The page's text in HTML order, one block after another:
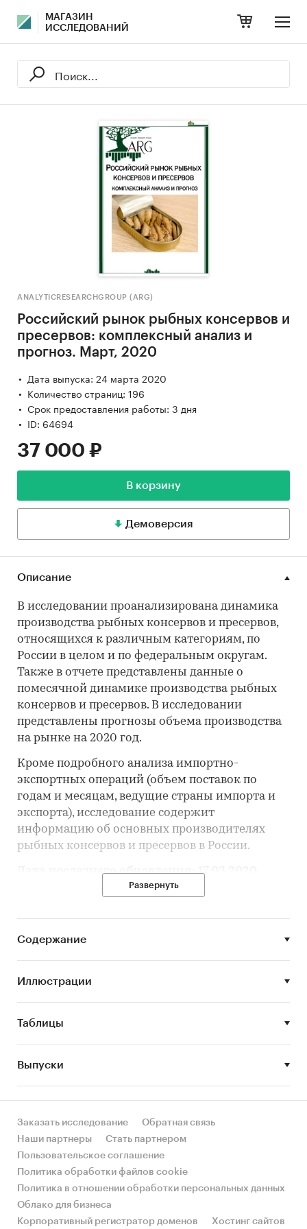
МАГАЗИН
ИССЛЕДОВАНИЙ
ANALYTICRESEARCHGROUP (ARG)
Российский рынок рыбных консервов и
пресервов: комплексный анализ и
прогноз. Март, 2020
Дата выпуска: 24 марта 2020
Количество страниц: 196
Срок предоставления работы: 3 дня
ID: 64694
37 000 ₽
В корзину
Демоверсия
Описание
В исследовании проанализирована динамика
производства рыбных консервов и пресервов,
относящихся к различным категориям, по
России в целом и по федеральным округам.
Также в отчете представлены данные о
помесячной динамике производства рыбных
консервов и пресервов. В исследовании
представлены прогнозы объема производства
на рынке на 2020 год.
Кроме подробного анализа импортно-
экспортных операций (объем поставок по
годам и месяцам, ведущие страны импорта и
экспорта), исследование содержит
информацию об основных производителях
рыбных консервов и пресервов в России.
Дата последнего обновления: 17.03.2020.
Внимание! Исследование, обновленное на
Цель исследования
Оценка состояния и прогноз развития
российского рынка рыбных консервов и
Задачи исследования
• Проанализировать объем и структуру
• Проанализировать динамику экспорта и
импорта рыбных консервов и пресервов;
• Собрать справочную информацию об
основных игроках российского рынка рыбных
Развернуть
Содержание
Иллюстрации
Таблицы
Выпуски
Заказать исследование
Обратная связь
Наши партнеры
Стать партнером
Пользовательское соглашение
Политика обработки файлов cookie
Политика в отношении обработки персональных данных
Облако для бизнеса
Корпоративный регистратор доменов
Хостинг сайтов